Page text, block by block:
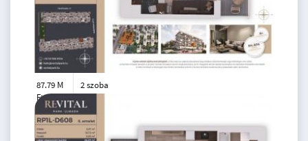
87.79 M
Ft
39 m2
2 szoba
6. emelet